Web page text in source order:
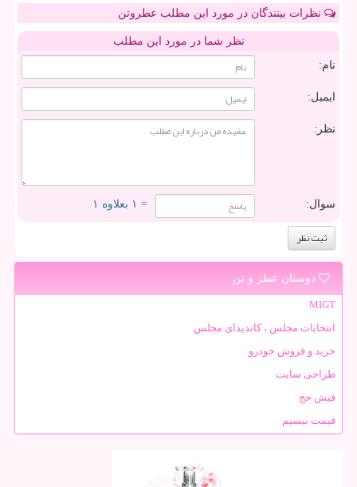
نظرات بینندگان در مورد این مطلب عطروتن
نظر شما در مورد این مطلب
نام:
ایمیل:
نظر:
سوال: = ۱ بعلاوه ۱
دوستان عطر و تن
MIGT
انتخابات مجلس ، کاندیدای مجلس
خرید و فروش خودرو
طراحی سایت
فیش حج
قیمت بیسیم